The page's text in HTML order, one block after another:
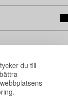
du till